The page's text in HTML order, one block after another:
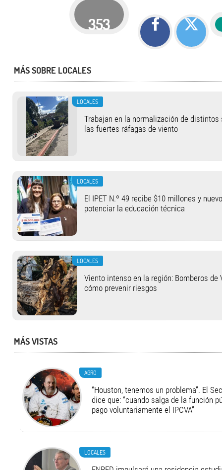
353
MÁS SOBRE LOCALES
LOCALES
Trabajan en la normalización de
las fuertes ráfagas de viento
LOCALES
El IPET N.º 49 recibe $10 millones y
potenciar la educación técnica
LOCALES
Viento intenso en la región: Bomberos
cómo prevenir riesgos
MÁS VISTAS
AGRO
“Houston, tenemos un problema”. El
dice que: “cuando salga de la función
pago voluntariamente el IPCVA”
LOCALES